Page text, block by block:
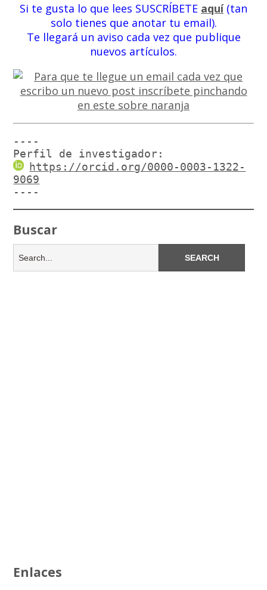
Si te gusta lo que lees SUSCRÍBETE aquí(tan
solo tienes que anotar tu email).
Te llegará un aviso cada vez que publique
nuevos artículos.
----
Perfil de investigador:
https://orcid.org/0000-0003-1322-
9069
----
Buscar
Enlaces